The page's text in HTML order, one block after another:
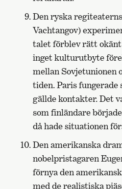
Den ryska
Vachtangov)
talet förblev rätt
inget kulturutbyte
mellan Sovjetunionen
tiden. Paris
gällde kontakter. Det
som finländare
då hade situationen
Den amerikanska
nobelpristagaren
förnya den
med de realistiska